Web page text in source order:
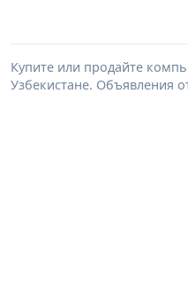
Купите или продайте
Узбекистане. Объявления